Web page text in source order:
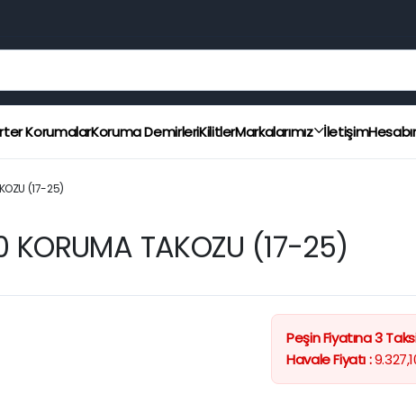
KorumalarKoruma DemirleriKilitlerMarkalarımız İletişim
(17-25)
KORUMA TAKOZU (17-25)
Peşin Fiyatına 3
Havale Fiyatı :